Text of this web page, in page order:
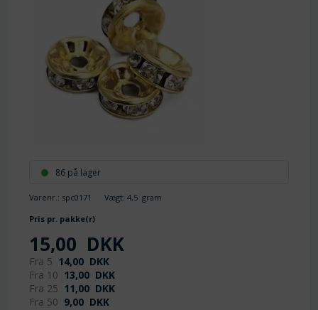
86 på lager
Varenr.: spc0171 Vægt:4,5 gram
Pris pr. pakke(r)
15,00 DKK
Fra 5 14,00 DKK
Fra 10 13,00 DKK
Fra 25 11,00 DKK
Fra 50 9,00 DKK